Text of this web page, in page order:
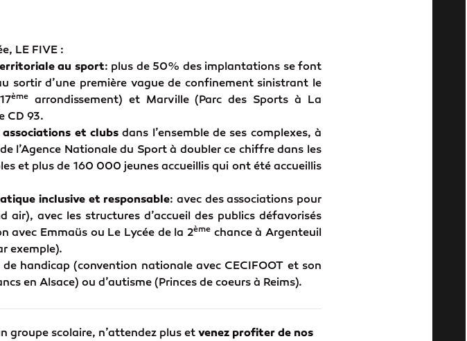
LE FIVE :
au sport: plus de 50% des implantations se font
sortir d’une première vague de confinement sinistrant le
èmearrondissement) et Marville (Parc des Sports à La
CD 93.
associations et clubs dans l’ensemble de ses complexes, à
l’Agence Nationale du Sport à doubler ce chiffre dans les
et plus de 160 000 jeunes accueillis qui ont été accueillis
inclusive et responsable: avec des associations pour
avec les structures d’accueil des publics défavorisés
avec Emmaüs ou Le Lycée de la 2ème chance à Argenteuil
exemple).
handicap (convention nationale avec CECIFOOT et son
en Alsace) ou d’autisme (Princes de coeurs à Reims).
groupe scolaire, n’attendez plus et venez profiter de nos